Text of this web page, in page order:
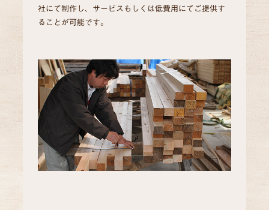
社にて制作し、サービスもしくは低費用にてご提供す
ることが可能です。